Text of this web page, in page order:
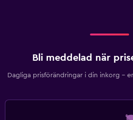
Bli meddelad när
Dagliga prisförändringar i din inkorg –